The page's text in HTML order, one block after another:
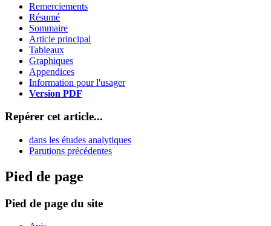
Remerciements
Résumé
Sommaire
Article principal
Tableaux
Graphiques
Appendices
Information pour l'usager
Version PDF
Repérer cet article...
dans les études analytiques
Parutions précédentes
Pied de page
Pied de page du site